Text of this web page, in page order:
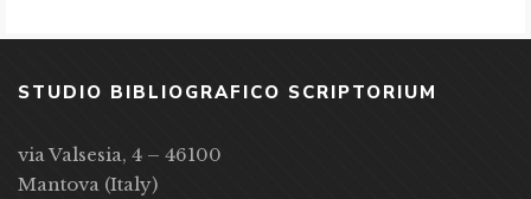
STUDIO BIBLIOGRAFICO SCRIPTORIUM
via Valsesia, 4 – 46100
Mantova (Italy)